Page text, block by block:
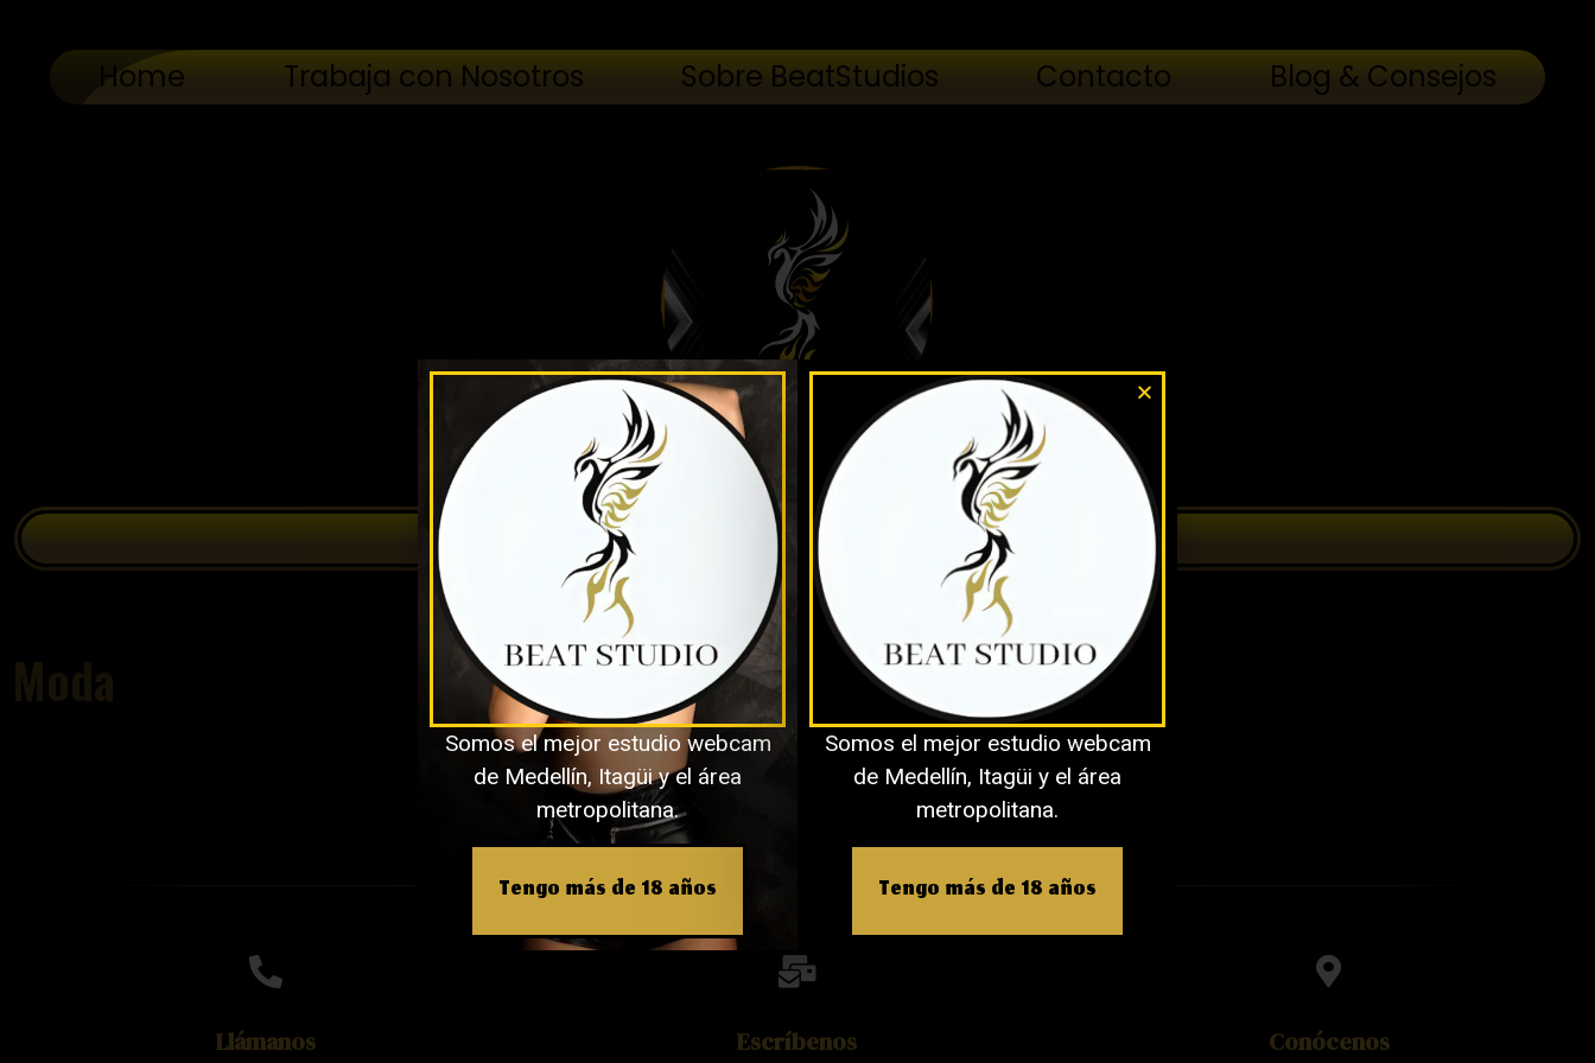
Home Trabaja con Nosotros Sobre BeatStudios Contacto Blog & Consejos
Obtener Una Entrevista.
Llámanos Escríbenos Conócenos
Somos el mejor estudio webcam
de Medellín, Itagüi y el área
metropolitana.
Tengo más de 18 años
Somos el mejor estudio webcam
de Medellín, Itagüi y el área
metropolitana.
Tengo más de 18 años